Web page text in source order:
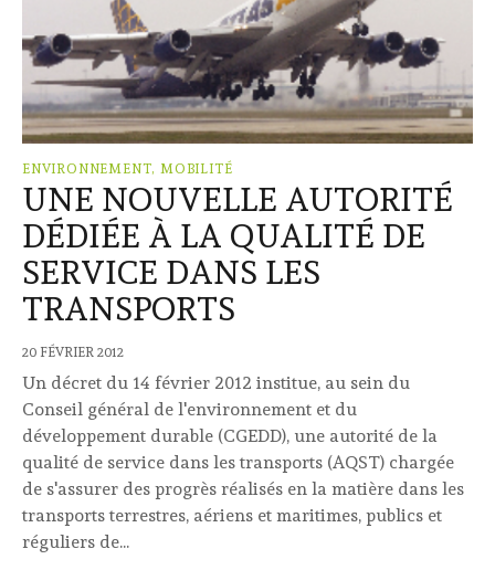
ENVIRONNEMENT, MOBILITÉ
UNE NOUVELLE AUTORITÉ
DÉDIÉE À LA QUALITÉ DE
SERVICE DANS LES
TRANSPORTS
20 FÉVRIER 2012
Un décret du 14 février 2012 institue, au sein du
Conseil général de l'environnement et du
développement durable (CGEDD), une autorité de la
qualité de service dans les transports (AQST) chargée
de s'assurer des progrès réalisés en la matière dans les
transports terrestres, aériens et maritimes, publics et
réguliers de...